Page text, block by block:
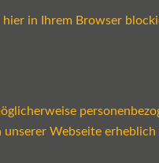
in Ihrem Browser
Webseite